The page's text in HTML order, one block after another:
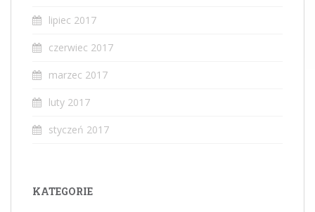
lipiec 2017
czerwiec 2017
marzec 2017
luty 2017
styczeń 2017
KATEGORIE